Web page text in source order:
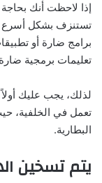
إذا لاحظت أنك
تستنزف بشكل أسرع
برامج ضارة أو
تعليمات برمجية
لذلك، يجب عليك
تعمل في الخلفية،
البطارية.
يتم تسخين